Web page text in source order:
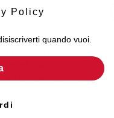
prodotti e
Scopri come
Policy
quando vuoi.